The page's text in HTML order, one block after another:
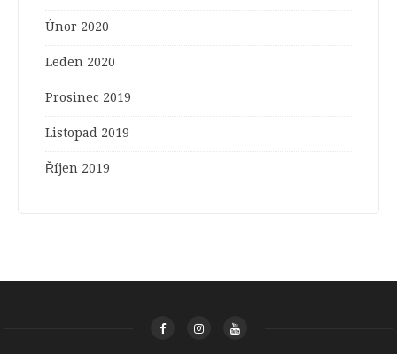
Únor 2020
Leden 2020
Prosinec 2019
Listopad 2019
Říjen 2019